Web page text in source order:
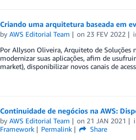
Criando uma arquitetura baseada em
by AWS Editorial Team on 23 FEV 2022
Por Allyson Oliveira, Arquiteto de Soluções
modernizar suas aplicações, afim de
market), disponibilizar novos canais de
Continuidade de negócios na AWS:
by AWS Editorial Team on 21 JAN 2021
Framework
Permalink
Share